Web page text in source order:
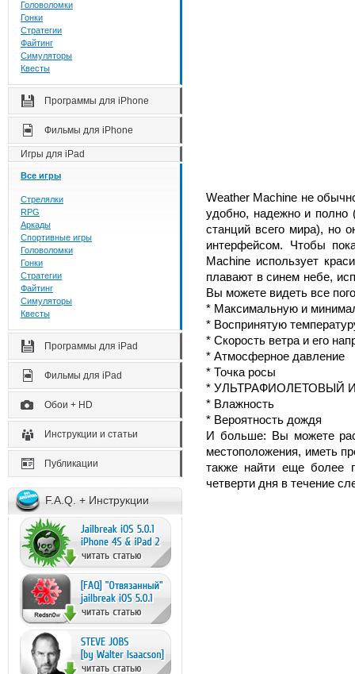
Головоломки
Гонки
Стратегии
Файтинг
Симуляторы
Квесты
Программы для iPhone
Фильмы для iPhone
Игры для iPad
Все игры
Стрелялки
RPG
Аркады
Спортивные игры
Головоломки
Гонки
Стратегии
Файтинг
Симуляторы
Квесты
Программы для iPad
Фильмы для iPad
Обои + HD
Инструкции и статьи
Публикации
F.A.Q. + Инструкции
Weather Machine не
удобно, надежно и полно
станций всего мира), но
интерфейсом. Чтобы
Machine использует
плавают в синем небе,
Вы можете видеть все
* Максимальную и
* Воспринятую
* Скорость ветра и его
* Атмосферное давление
* Точка росы
* УЛЬТРАФИОЛЕТОВЫЙ
* Влажность
* Вероятность дождя
И больше: Вы можете
местоположения, иметь
также найти еще более
четверти дня в течение